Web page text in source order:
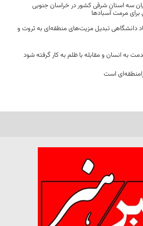
سه استان شرقی کشور در خراسان جنوبی
برای مرمت آسبادها
دانشگاهی تبدیل مزیت‌های منطقه‌ای به ثروت و
به انسان و مقابله با ظلم به کار گرفته شود
است